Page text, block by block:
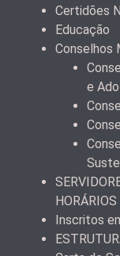
Certidões
Educação
Conselhos
e
HORÁRIOS
Inscritos